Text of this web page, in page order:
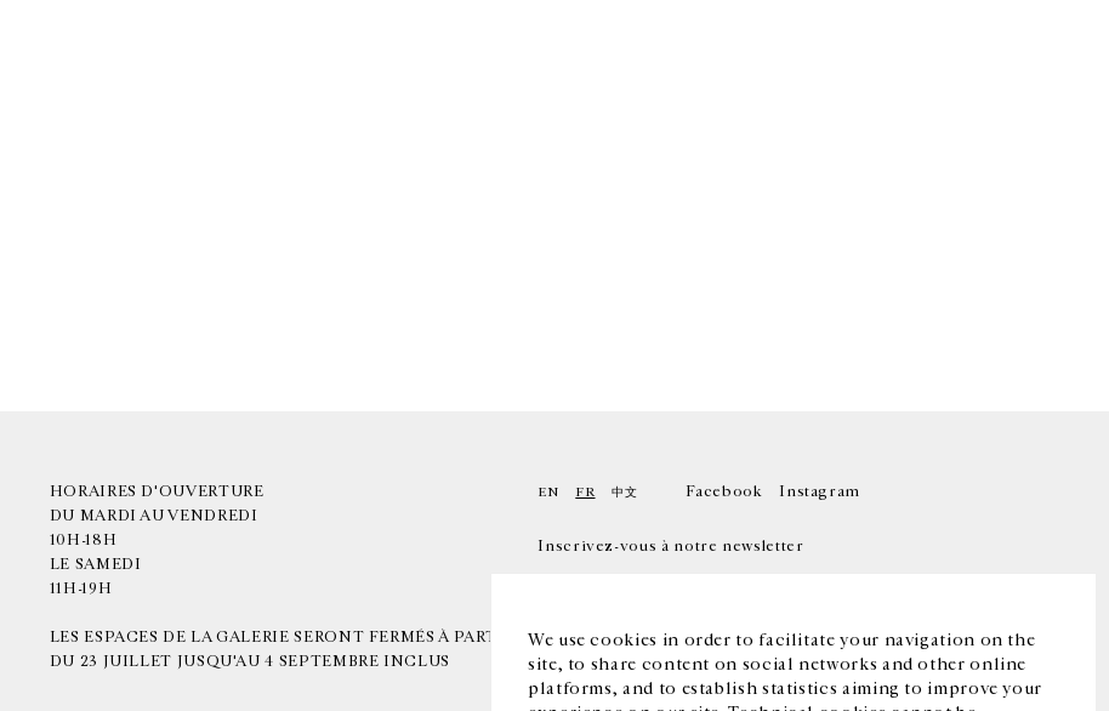
We use cookies in order to facilitate your navigation on the
site, to share content on social networks and other online
platforms, and to establish statistics aiming to improve your
HORAIRES D'OUVERTURE
DU MARDI AU VENDREDI
10H-18H
LE SAMEDI
11H-19H
LES ESPACES DE LA GALERIE SERONT FERMÉS À PARTIR
DU 23 JUILLET JUSQU'AU 4 SEPTEMBRE INCLUS
EN FR 中文 Facebook Instagram
Inscrivez-vous à notre newsletter